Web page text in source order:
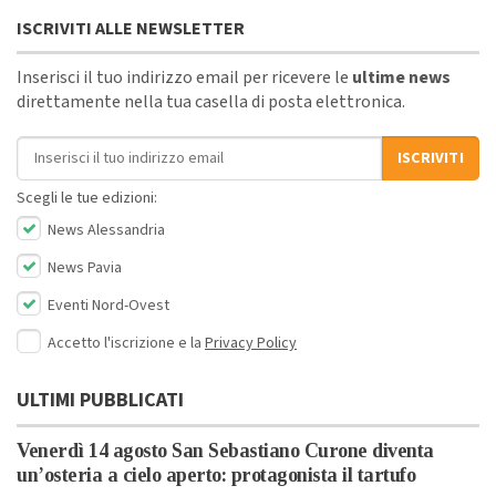
ISCRIVITI ALLE NEWSLETTER
Inserisci il tuo indirizzo email per ricevere le ultime news
direttamente nella tua casella di posta elettronica.
Indirizzo email
ISCRIVITI
Scegli le tue edizioni:
News Alessandria
News Pavia
Eventi Nord-Ovest
Accetto l'iscrizione e la Privacy Policy
ULTIMI PUBBLICATI
Venerdì 14 agosto San Sebastiano Curone diventa
un’osteria a cielo aperto: protagonista il tartufo